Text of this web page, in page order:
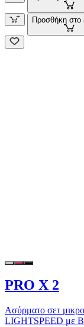
Προσθήκη στο
PRO X 2
Ασύρματο σετ
LIGHTSPEED με